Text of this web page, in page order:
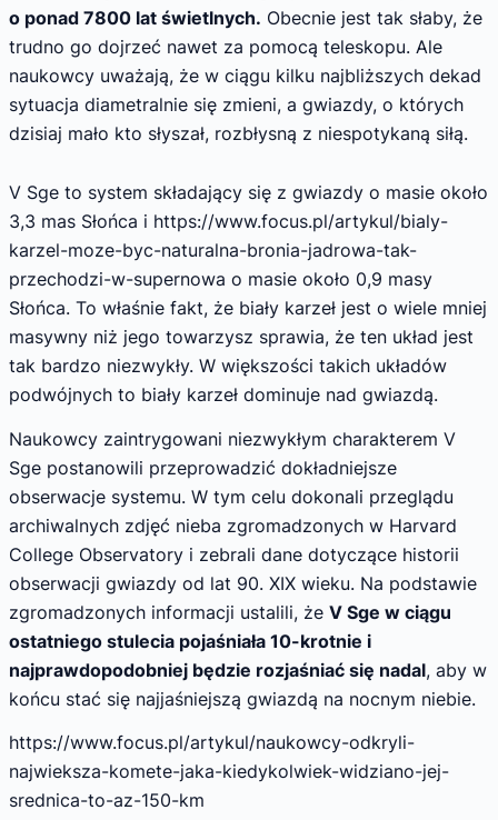
o ponad 7800 lat świetlnych. Obecnie jest tak słaby, że
trudno go dojrzeć nawet za pomocą teleskopu. Ale
naukowcy uważają, że w ciągu kilku najbliższych dekad
sytuacja diametralnie się zmieni, a gwiazdy, o których
dzisiaj mało kto słyszał, rozbłysną z niespotykaną siłą.
V Sge to system składający się z gwiazdy o masie około
3,3 mas Słońca i https://www.focus.pl/artykul/bialy-
karzel-moze-byc-naturalna-bronia-jadrowa-tak-
przechodzi-w-supernowa o masie około 0,9 masy
Słońca. To właśnie fakt, że biały karzeł jest o wiele mniej
masywny niż jego towarzysz sprawia, że ten układ jest
tak bardzo niezwykły. W większości takich układów
podwójnych to biały karzeł dominuje nad gwiazdą.
Naukowcy zaintrygowani niezwykłym charakterem V
Sge postanowili przeprowadzić dokładniejsze
obserwacje systemu. W tym celu dokonali przeglądu
archiwalnych zdjęć nieba zgromadzonych w Harvard
College Observatory i zebrali dane dotyczące historii
obserwacji gwiazdy od lat 90. XIX wieku. Na podstawie
zgromadzonych informacji ustalili, że V Sge w ciągu
ostatniego stulecia pojaśniała 10-krotnie i
najprawdopodobniej będzie rozjaśniać się nadal, aby w
końcu stać się najjaśniejszą gwiazdą na nocnym niebie.
https://www.focus.pl/artykul/naukowcy-odkryli-
najwieksza-komete-jaka-kiedykolwiek-widziano-jej-
srednica-to-az-150-km